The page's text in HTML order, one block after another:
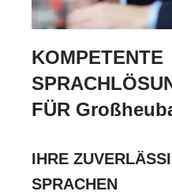
KOMPETENTE
FÜR
IHRE
SPRACHEN